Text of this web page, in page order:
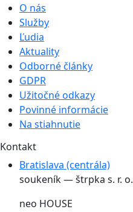
O nás
Služby
Ľudia
Aktuality
Odborné články
GDPR
Užitočné odkazy
Povinné informácie
Na stiahnutie
Kontakt
Bratislava (centrála)
soukeník — štrpka s. r. o.
neo HOUSE